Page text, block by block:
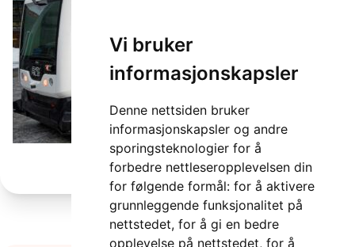
Vi bruker
informasjonskapsler
Denne nettsiden bruker
informasjonskapsler og andre
sporingsteknologier for å
forbedre nettleseropplevelsen din
for følgende formål: for å aktivere
grunnleggende funksjonalitet på
nettstedet, for å gi en bedre
opplevelse på nettstedet, for å